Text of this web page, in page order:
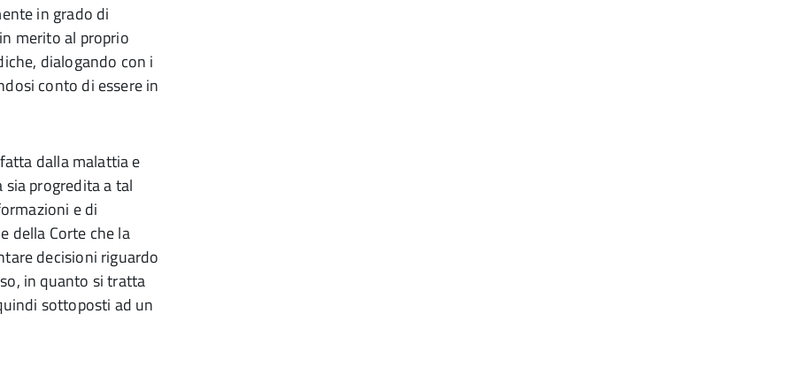
in grado di
merito al proprio
dialogando con i
conto di essere in
dalla malattia e
sia progredita a tal
e di
della Corte che la
decisioni riguardo
in quanto si tratta
sottoposti ad un